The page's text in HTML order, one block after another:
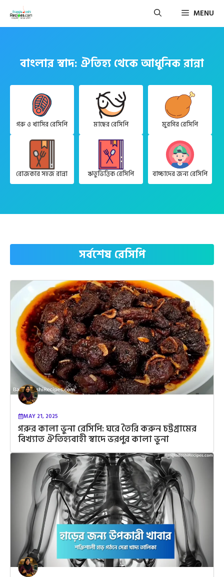
Skip
MENU
বাংলার স্বাদ: ঐতিহ্য থেকে আধুনিক রান্না
গরু ও খাসির রেসিপি মাছের রেসিপি মুরগির রেসিপি
রোজকার সহজ রান্না ঋতুভিত্তিক রেসিপি বাচ্চাদের জন্য রেসিপি
সর্বশেষ রেসিপি
MAY 21, 2025
গরুর কালা ভুনা রেসিপি: ঘরে তৈরি করুন চট্টগ্রামের
বিখ্যাত ঐতিহ্যবাহী স্বাদে ভরপুর কালা ভুনা